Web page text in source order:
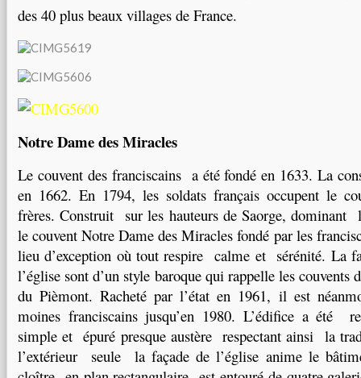
des 40 plus beaux villages de France.
Notre Dame des Miracles
Le couvent des franciscains a été fondé en 1633. La
en 1662. En 1794, les soldats français occupent le
frères. Construit sur les hauteurs de Saorge, dominant
le couvent Notre Dame des Miracles fondé par les
lieu d’exception où tout respire calme et sérénité. La
l’église sont d’un style baroque qui rappelle les couvents
du Pièmont. Racheté par l’état en 1961, il est
moines franciscains jusqu’en 1980. L’édifice a été
simple et épuré presque austère respectant ainsi la
l’extérieur seule la façade de l’église anime le